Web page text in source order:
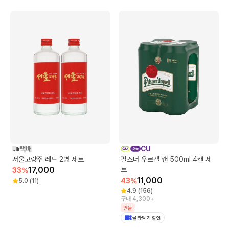
택배
서울고량주 레드 2병 세트
33%17,000
5.0 (11)
CU
필스너 우르켈 캔 500ml 4캔 세
트
43%11,000
4.9 (156)
구매 4,300+
번들
골라담기 할인